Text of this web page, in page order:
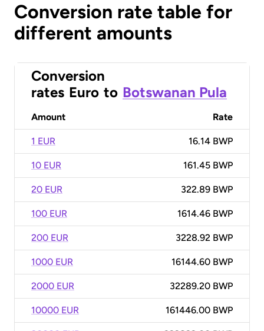
Conversion rate table for
different amounts
Conversion
rates Euro to Botswanan Pula
Amount Rate
1 EUR 16.14 BWP
10 EUR 161.45 BWP
20 EUR 322.89 BWP
100 EUR 1614.46 BWP
200 EUR 3228.92 BWP
1000 EUR 16144.60 BWP
2000 EUR 32289.20 BWP
10000 EUR 161446.00 BWP